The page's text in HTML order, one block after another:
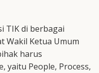
TIK di berbagai
Wakil Ketua Umum
harus
yaitu People, Process,